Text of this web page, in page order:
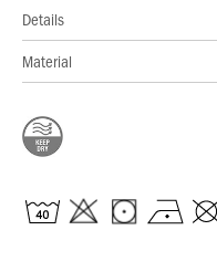
Details
Material